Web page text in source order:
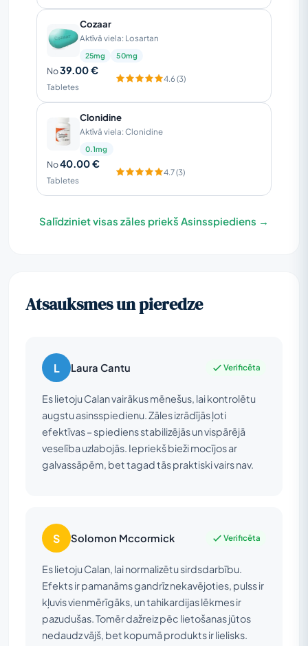
Cozaar
Aktīvā viela: Losartan
25mg 50mg
No39.00 €
Tabletes
4.6 (3)
Clonidine
Aktīvā viela: Clonidine
0.1mg
No40.00 €
Tabletes
4.7 (3)
Salīdziniet visas zāles priekš Asinsspiediens →
Atsauksmes un pieredze
L Laura Cantu Verificēta
Es lietoju Calan vairākus mēnešus, lai kontrolētu
augstu asinsspiedienu. Zāles izrādījās ļoti
efektīvas – spiediens stabilizējās un vispārējā
veselība uzlabojās. Iepriekš bieži mocījos ar
galvassāpēm, bet tagad tās praktiski vairs nav.
S Solomon Mccormick Verificēta
Es lietoju Calan, lai normalizētu sirdsdarbību.
Efekts ir pamanāms gandrīz nekavējoties, pulss ir
kļuvis vienmērīgāks, un tahikardijas lēkmes ir
pazudušas. Tomēr dažreiz pēc lietošanas jūtos
nedaudz vājš, bet kopumā produkts ir lielisks.